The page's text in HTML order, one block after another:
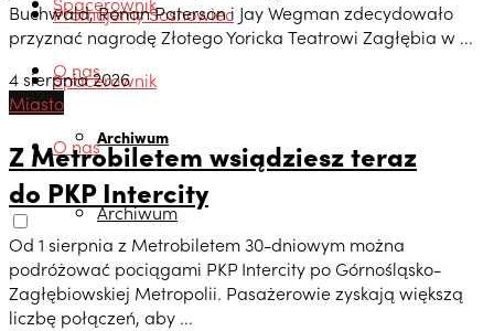
O nas
Archiwum
Promujemy Sosnowiec
Spacerownik
O nas
Archiwum
Buchwald, Ronan Paterson i Jay Wegman zdecydowało
przyznać nagrodę Złotego Yoricka Teatrowi Zagłębia w ...
4 sierpnia 2026
Miasto
Z Metrobiletem wsiądziesz teraz
do PKP Intercity
Od 1 sierpnia z Metrobiletem 30-dniowym można
podróżować pociągami PKP Intercity po Górnośląsko-
Zagłębiowskiej Metropolii. Pasażerowie zyskają większą
liczbę połączeń, aby ...